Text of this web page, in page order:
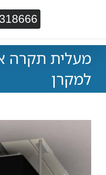
מעלית תקרה
למקרן